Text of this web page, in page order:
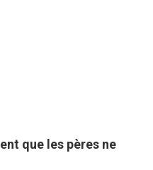
que les pères ne